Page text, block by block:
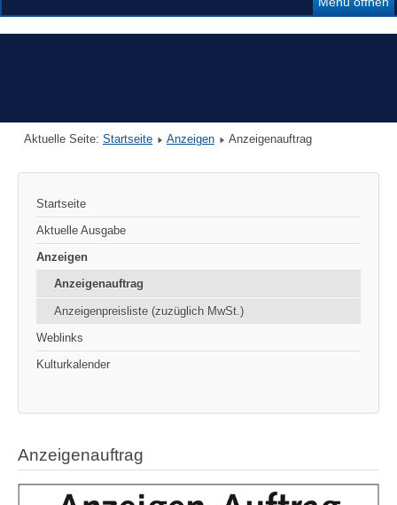
Aktuelle Seite: Startseite Anzeigen Anzeigenauftrag
Startseite
Aktuelle Ausgabe
Anzeigen
Anzeigenauftrag
Anzeigenpreisliste (zuzüglich MwSt.)
Weblinks
Kulturkalender
Anzeigenauftrag